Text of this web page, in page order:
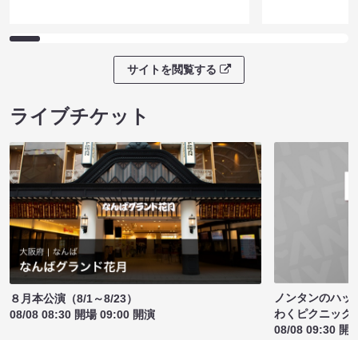
サイトを閲覧する
ライブチケット
８月本公演（8/1～8/23）
08/08 08:30 開場 09:00 開演
ノンタンのハッ
わくピクニック
08/08 09:30 開